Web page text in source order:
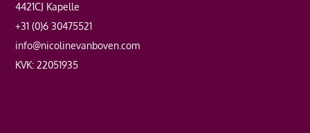
4421CJ Kapelle
+31 (0)6 30475521
info@nicolinevanboven.com
KVK: 22051935